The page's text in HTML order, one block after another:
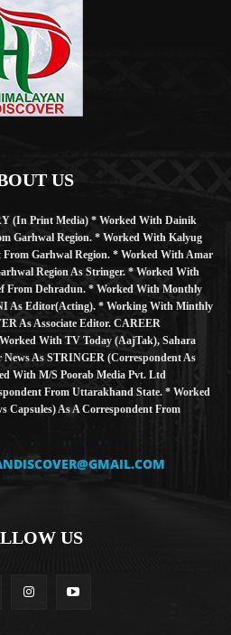
US
(in Print Media) * Worked With Dainik
Garhwal Region. * Worked With Kalyug
From Garhwal Region. * Worked With Amar
Region As Stringer. * Worked With
From Dehradun. * Worked With Monthly
As Editor(Acting). * Working With Minthly
As Associate Editor. CAREER
With TV Today (AajTak), Sahara
News As STRINGER (Correspondent As
With M/S Poorab Media Pvt. Ltd
From Uttarakhand State. * Worked
Capsules) As A Correspondent From
US